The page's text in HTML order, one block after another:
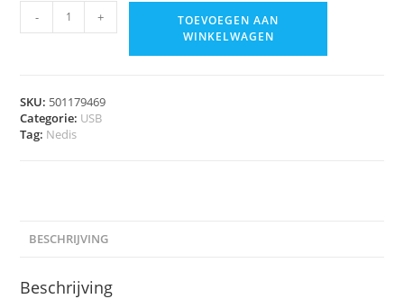
- +
TOEVOEGEN AAN
WINKELWAGEN
SKU: 501179469
Categorie: USB
Tag: Nedis
BESCHRIJVING
Beschrijving